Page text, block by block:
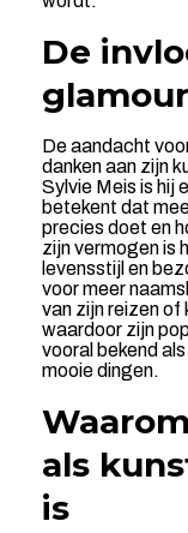
De
De aandacht
danken aan zijn
Sylvie Meis is hij
betekent dat
precies doet en
zijn vermogen is
levensstijl en
voor meer
van zijn reizen of
waardoor zijn
vooral bekend
mooie dingen.
als
is